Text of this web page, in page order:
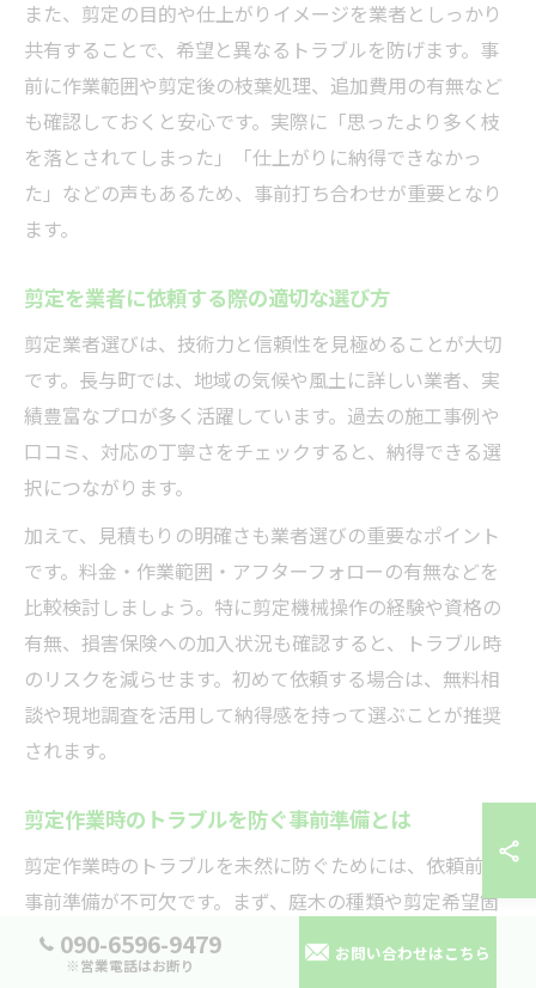
また、剪定の目的や仕上がりイメージを業者としっかり
共有することで、希望と異なるトラブルを防げます。事
前に作業範囲や剪定後の枝葉処理、追加費用の有無など
も確認しておくと安心です。実際に「思ったより多く枝
を落とされてしまった」「仕上がりに納得できなかっ
た」などの声もあるため、事前打ち合わせが重要となり
ます。
剪定を業者に依頼する際の適切な選び方
剪定業者選びは、技術力と信頼性を見極めることが大切
です。長与町では、地域の気候や風土に詳しい業者、実
績豊富なプロが多く活躍しています。過去の施工事例や
口コミ、対応の丁寧さをチェックすると、納得できる選
択につながります。
加えて、見積もりの明確さも業者選びの重要なポイント
です。料金・作業範囲・アフターフォローの有無などを
比較検討しましょう。特に剪定機械操作の経験や資格の
有無、損害保険への加入状況も確認すると、トラブル時
のリスクを減らせます。初めて依頼する場合は、無料相
談や現地調査を活用して納得感を持って選ぶことが推奨
されます。
剪定作業時のトラブルを防ぐ事前準備とは
剪定作業時のトラブルを未然に防ぐためには、依頼前の
事前準備が不可欠です。まず、庭木の種類や剪定希望箇
所、時期を明確に伝えることが重要です。特に長崎市西
彼杵郡長与町では、台風や強風の影響を受けやすいた
090-6596-9479
※営業電話はお断り
お問い合わせはこちら